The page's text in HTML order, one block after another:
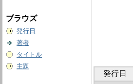
ブラウズ
発行日
著者
タイトル
主題
発行日